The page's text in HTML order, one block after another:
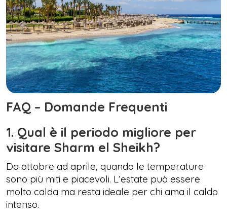
FAQ – Domande Frequenti
1. Qual è il periodo migliore per
visitare Sharm el Sheikh?
Da ottobre ad aprile, quando le temperature
sono più miti e piacevoli. L’estate può essere
molto calda ma resta ideale per chi ama il caldo
intenso.